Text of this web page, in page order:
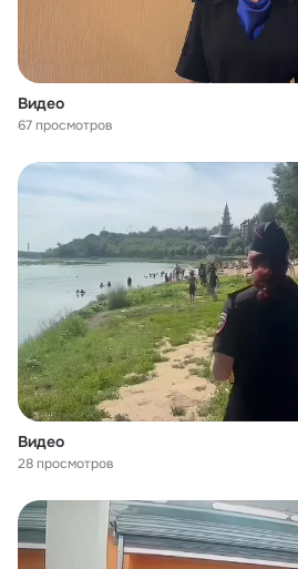
Видео
67 просмотров
Видео
28 просмотров